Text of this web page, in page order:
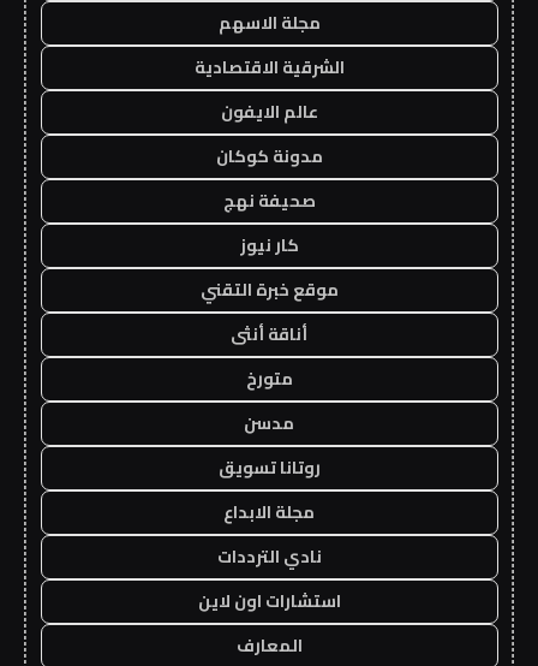
مجلة الاسهم
الشرقية الاقتصادية
عالم الايفون
مدونة كوكان
صحيفة نهج
كار نيوز
موقع خبرة التقني
أناقة أنثى
متورخ
مدسن
روتانا تسويق
مجلة الابداع
نادي الترددات
استشارات اون لاين
المعارف